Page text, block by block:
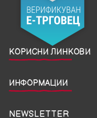
КОРИСНИ ЛИНКОВИ
ИНФОРМАЦИИ
NEWSLETTER